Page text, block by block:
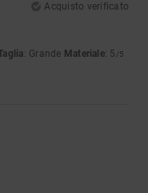
Acquisto verificato
: Grande Materiale: 5 /5